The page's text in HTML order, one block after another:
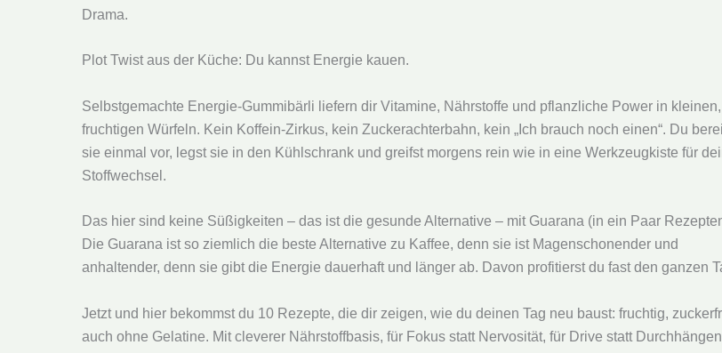
Drama.
Plot Twist aus der Küche: Du kannst Energie kauen.
Selbstgemachte Energie-Gummibärli liefern dir Vitamine, Nährstoffe und pflanzliche Power in kleinen,
fruchtigen Würfeln. Kein Koffein-Zirkus, kein Zuckerachterbahn, kein „Ich brauch noch einen“. Du
sie einmal vor, legst sie in den Kühlschrank und greifst morgens rein wie in eine Werkzeugkiste für
Stoffwechsel.
Das hier sind keine Süßigkeiten – das ist die gesunde Alternative – mit Guarana (in ein Paar
Die Guarana ist so ziemlich die beste Alternative zu Kaffee, denn sie ist Magenschonender und
anhaltender, denn sie gibt die Energie dauerhaft und länger ab. Davon profitierst du fast den ganzen
Jetzt und hier bekommst du 10 Rezepte, die dir zeigen, wie du deinen Tag neu baust: fruchtig,
auch ohne Gelatine. Mit cleverer Nährstoffbasis, für Fokus statt Nervosität, für Drive statt